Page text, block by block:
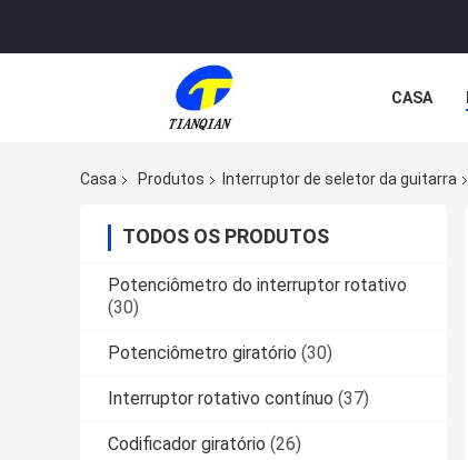
CASA
Casa Produtos Interruptor de seletor da guitarra
TODOS OS PRODUTOS
Potenciômetro do interruptor rotativo
(30)
Potenciômetro giratório (30)
Interruptor rotativo contínuo (37)
Codificador giratório (26)